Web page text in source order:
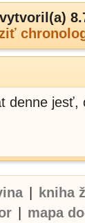
denne
kniha
mapa